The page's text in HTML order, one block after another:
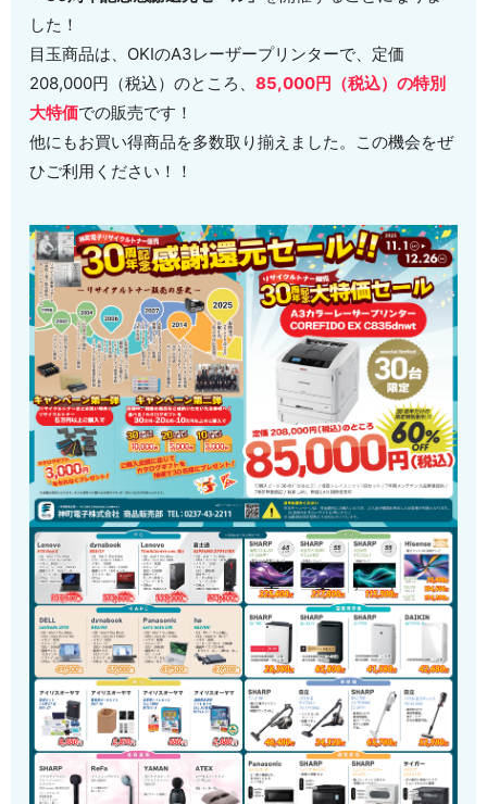
した！
目玉商品は、OKIのA3レーザープリンターで、定価
208,000円（税込）のところ、85,000円（税込）の特別
大特価での販売です！
他にもお買い得商品を多数取り揃えました。この機会をぜ
ひご利用ください！！